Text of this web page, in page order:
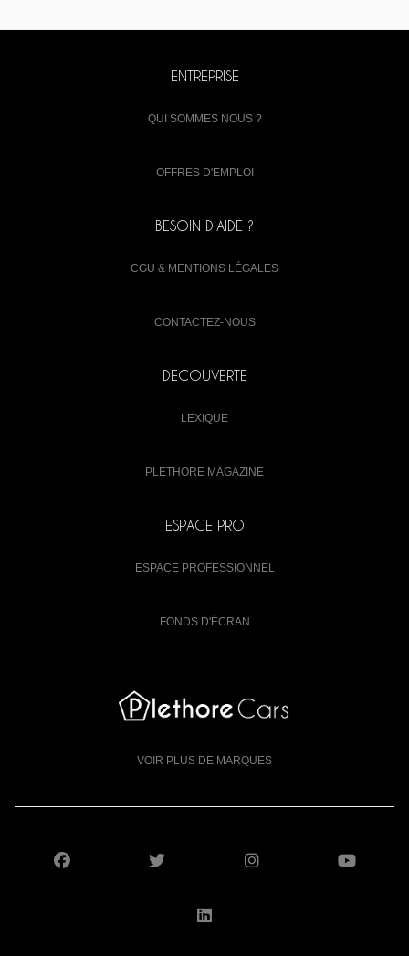
ENTREPRISE
QUI SOMMES NOUS ?
OFFRES D'EMPLOI
BESOIN D'AIDE ?
CGU & MENTIONS LÉGALES
CONTACTEZ-NOUS
DECOUVERTE
LEXIQUE
PLETHORE MAGAZINE
ESPACE PRO
ESPACE PROFESSIONNEL
FONDS D'ÉCRAN
VOIR PLUS DE MARQUES
SUIVEZ-NOUS SUR FACEBOOK
SUIVEZ-NOUS SUR X
SUIVEZ-NOUS
SUIVEZ-NOUS SUR